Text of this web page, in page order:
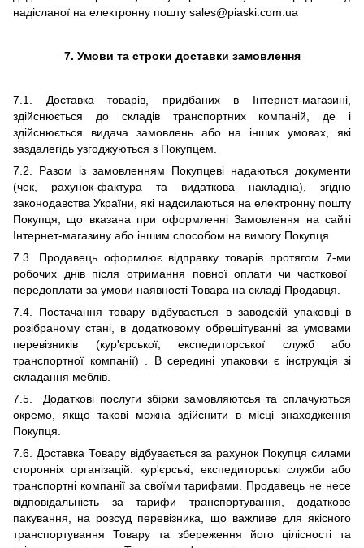
надісланої на електронну пошту sales@piaski com ua
7. Умови та строки доставки замовлення
7 .1. Доставка товарів, придбаних в Інтернет-магазині,
здійснюється до складів транспортних компаній, де і
здійснюється видача замовлень або на інших умовах, які
заздалегідь узгоджуються з Покупцем
7 .2. Разом із замовленням Покупцеві надаються документи
(чек, рахунок-фактура та видаткова накладна),
згідно
законодавства України,які надсилаються на електронну пошту
Покупця, що вказана при оформленні Замовлення на сайті
Інтернет-магазину або іншим способом на вимогу Покупця
7 .3. Продавець оформлює відправку товарів протягом 7-ми
робочих днів після отримання повноїоплати чи часткової
передоплати за умови наявності Товара на складі Продавця
7 4 . Постачання товару відбувається в заводскій упаковці в
розібраному стані, в додатковому обрешітуванні за умовами
перевізників (кур'єрської, експедиторської служб або
транспортної компанії)
В середині упаковки є інструкція зі
складання меблів.
7 5 . Додаткові послуги збірки замовляютсья та сплачуються
окремо,
якщо такові можна здійснити в місці знаходження
Покупця.
7 6 . Доставка Товару відбувається за рахунок Покупця силами
сторонніх організацій: кур'єрські, експедиторські служби або
транспортні компанії за своїми тарифами
Продавець не несе
відповідальність за тарифи транспортування, додаткове
пакування, на розсуд перевізника, що важливе для якісного
транспортування Товару та збереження його цілісності та